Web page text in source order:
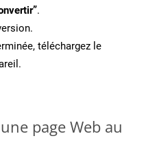
.
téléchargez le
page Web au